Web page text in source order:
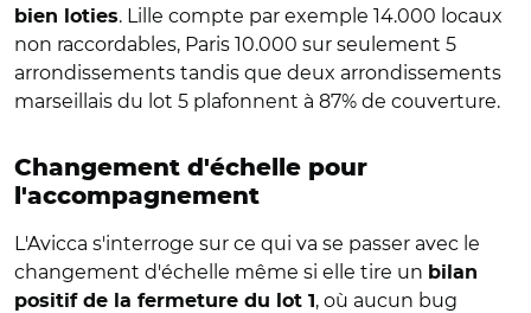
bien loties. Lille compte par exemple 14.000 locaux
non raccordables, Paris 10.000 sur seulement 5
arrondissements tandis que deux arrondissements
marseillais du lot 5 plafonnent à 87% de couverture.
Changement d'échelle pour
l'accompagnement
L'Avicca s'interroge sur ce qui va se passer avec le
changement d'échelle même si elle tire un bilan
positif de la fermeture du lot 1 , où aucun bug